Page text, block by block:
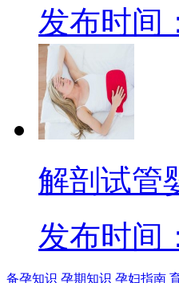
发布时间
解剖试管
发布时间
备孕知识 孕期知识 孕妇指南